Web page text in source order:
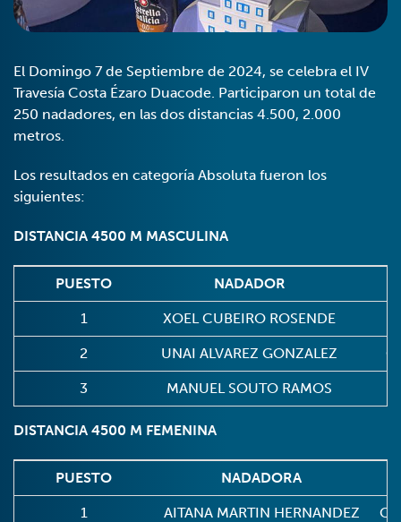
El Domingo 7 de Septiembre de 2024, se celebra el IV
Travesía Costa Ézaro Duacode. Participaron un total de
250 nadadores, en las dos distancias 4.500, 2.000
metros.
Los resultados en categoría Absoluta fueron los
siguientes:
DISTANCIA 4500 M MASCULINA
PUESTO NADADOR
1 XOEL CUBEIRO ROSENDE
2 UNAI ALVAREZ GONZALEZ
3 MANUEL SOUTO RAMOS
DISTANCIA 4500 M FEMENINA
PUESTO NADADORA
1 AITANA MARTIN HERNANDEZ